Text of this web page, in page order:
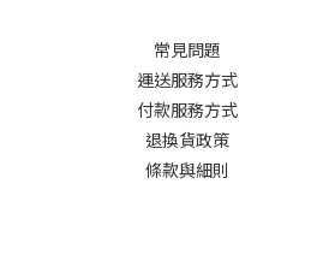
常見問題
運送服務方式
付款服務方式
退換貨政策
條款與細則